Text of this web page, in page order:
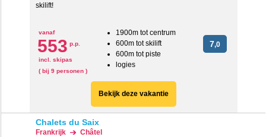
skilift!
vanaf
553 p.p.
incl. skipas
( bij 9 personen )
1900m tot centrum
600m tot skilift
600m tot piste
logies
7,0
Bekijk deze vakantie
Chalets du Saix
Frankrijk Châtel